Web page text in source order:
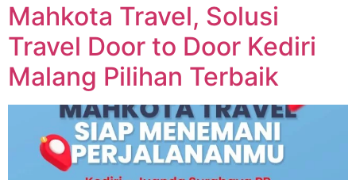
Mahkota Travel, Solusi
Travel Door to Door Kediri
Malang Pilihan Terbaik